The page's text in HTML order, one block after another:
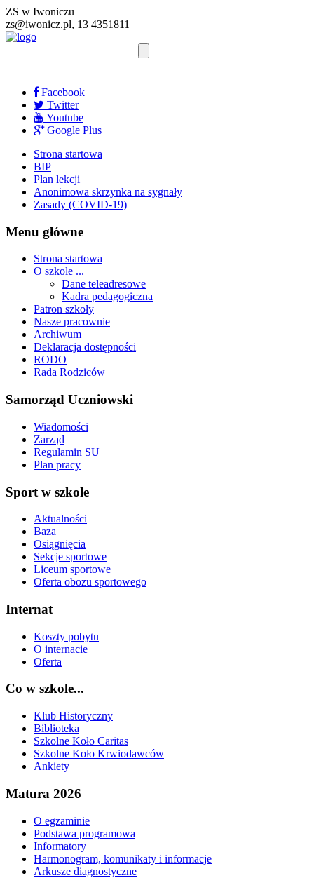
ZS w Iwoniczu
zs@iwonicz.pl, 13 4351811
Facebook
Twitter
Youtube
Google Plus
Strona startowa
BIP
Plan lekcji
Anonimowa skrzynka na sygnały
Zasady (COVID-19)
Menu główne
Strona startowa
O szkole ...
Dane teleadresowe
Kadra pedagogiczna
Patron szkoły
Nasze pracownie
Archiwum
Deklaracja dostępności
RODO
Rada Rodziców
Samorząd Uczniowski
Wiadomości
Zarząd
Regulamin SU
Plan pracy
Sport w szkole
Aktualności
Baza
Osiągnięcia
Sekcje sportowe
Liceum sportowe
Oferta obozu sportowego
Internat
Koszty pobytu
O internacie
Oferta
Co w szkole...
Klub Historyczny
Biblioteka
Szkolne Koło Caritas
Szkolne Koło Krwiodawców
Ankiety
Matura 2026
O egzaminie
Podstawa programowa
Informatory
Harmonogram, komunikaty i informacje
Arkusze diagnostyczne